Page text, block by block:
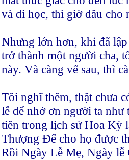
và đi học, thì giờ đâu cho
Nhưng lớn hơn, khi đã
trở thành một người cha,
này. Và càng vể sau, thì
Tôi nghĩ thêm, thật chưa
lễ để nhớ ơn người ta như
tiên trong lịch sử Hoa Kỳ
Thượng Đế cho họ được
Rồi Ngày Lễ Mẹ, Ngày lễ